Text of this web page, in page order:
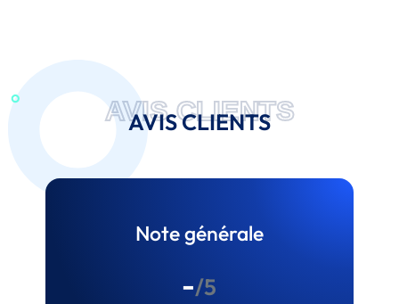
AVIS CLIENTS
AVIS CLIENTS
Note générale
-/5